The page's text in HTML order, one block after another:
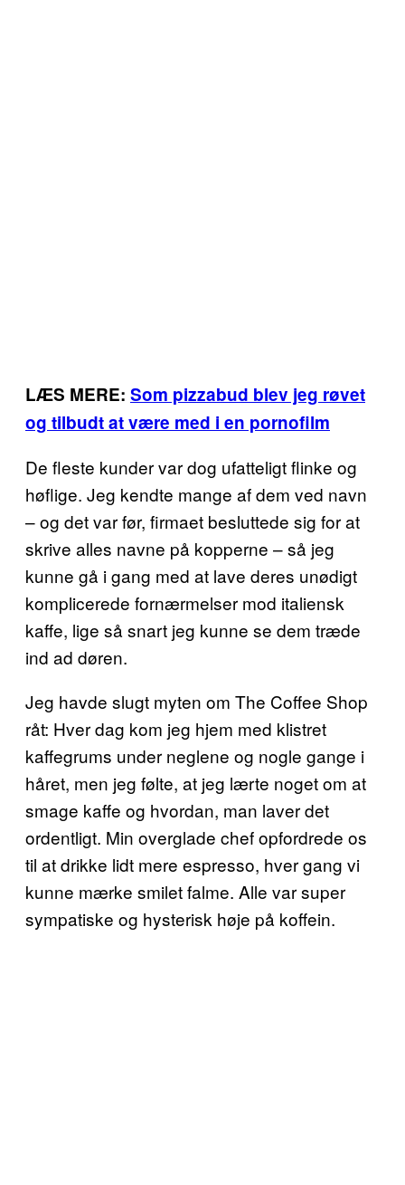
LÆS MERE: Som pizzabud blev jeg røvet
og tilbudt at være med i en pornofilm
De fleste kunder var dog ufatteligt flinke og
høflige. Jeg kendte mange af dem ved navn
– og det var før, firmaet besluttede sig for at
skrive alles navne på kopperne – så jeg
kunne gå i gang med at lave deres unødigt
komplicerede fornærmelser mod italiensk
kaffe, lige så snart jeg kunne se dem træde
ind ad døren.
Jeg havde slugt myten om The Coffee Shop
råt: Hver dag kom jeg hjem med klistret
kaffegrums under neglene og nogle gange i
håret, men jeg følte, at jeg lærte noget om at
smage kaffe og hvordan, man laver det
ordentligt. Min overglade chef opfordrede os
til at drikke lidt mere espresso, hver gang vi
kunne mærke smilet falme. Alle var super
sympatiske og hysterisk høje på koffein.